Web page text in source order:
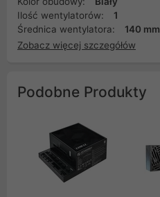
Ilość wentylatorów:
1
Średnica wentylatora:
140 mm
Zobacz więcej szczegółów
Podobne Produkty